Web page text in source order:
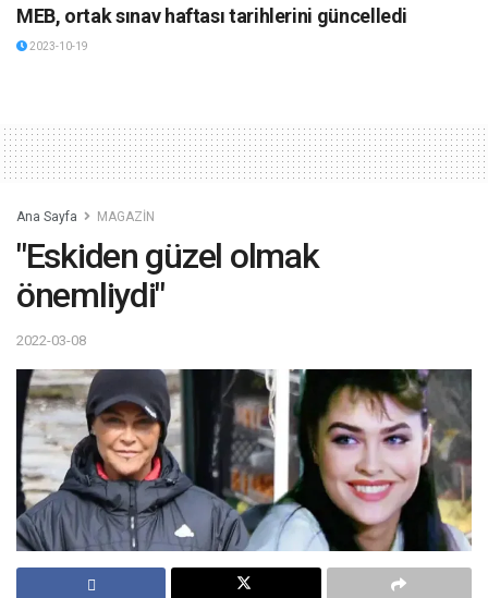
MEB, ortak sınav haftası tarihlerini güncelledi
2023-10-19
Ana Sayfa MAGAZİN
"Eskiden güzel olmak
önemliydi"
2022-03-08